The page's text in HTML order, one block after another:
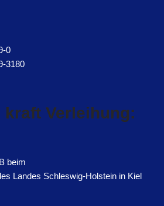
0
3180
kraft Verleihung:
beim
Landes Schleswig-Holstein in Kiel